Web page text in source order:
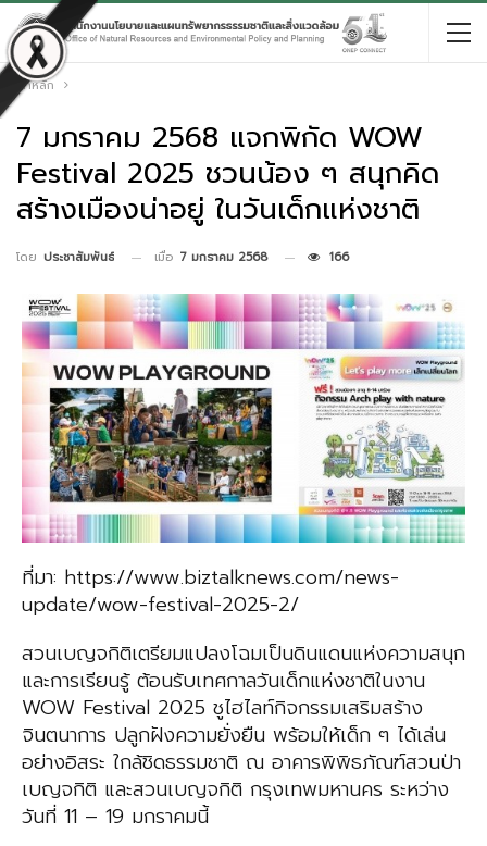
หน้าหลัก
7 มกราคม 2568 แจกพิกัด WOW
Festival 2025 ชวนน้อง ๆ สนุกคิด
สร้างเมืองน่าอยู่ ในวันเด็กแห่งชาติ
โดย ประชาสัมพันธ์ เมื่อ 7 มกราคม 2568 166
ที่มา: https://www.biztalknews.com/news-
update/wow-festival-2025-2/
สวนเบญจกิติเตรียมแปลงโฉมเป็นดินแดนแห่งความสนุก
และการเรียนรู้ ต้อนรับเทศกาลวันเด็กแห่งชาติในงาน
WOW Festival 2025 ชูไฮไลท์กิจกรรมเสริมสร้าง
จินตนาการ ปลูกฝังความยั่งยืน พร้อมให้เด็ก ๆ ได้เล่น
อย่างอิสระ ใกล้ชิดธรรมชาติ ณ อาคารพิพิธภัณฑ์สวนป่า
เบญจกิติ และสวนเบญจกิติ กรุงเทพมหานคร ระหว่าง
วันที่ 11 – 19 มกราคมนี้